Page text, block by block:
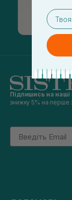
Підпишись на наші
знижку 5% на перше
Email
email